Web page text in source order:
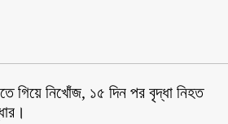
গিয়ে নিখোঁজ, ১৫ দিন পর বৃদ্ধা নিহত